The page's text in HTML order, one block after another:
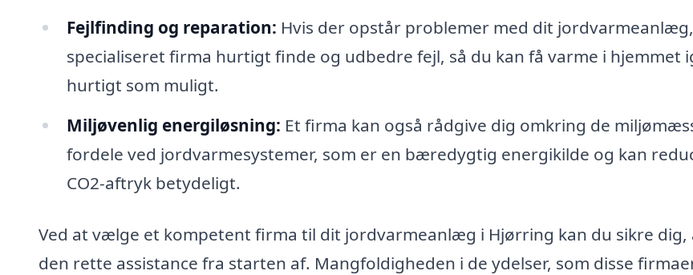
Fejlfinding og reparation: Hvis der opstår problemer med dit
specialiseret firma hurtigt finde og udbedre fejl, så du kan få varme i hjemmet
hurtigt som muligt.
Miljøvenlig energiløsning: Et firma kan også rådgive dig omkring de
fordele ved jordvarmesystemer, som er en bæredygtig energikilde og kan
CO2-aftryk betydeligt.
Ved at vælge et kompetent firma til dit jordvarmeanlæg i Hjørring kan du sikre dig,
den rette assistance fra starten af. Mangfoldigheden i de ydelser, som disse